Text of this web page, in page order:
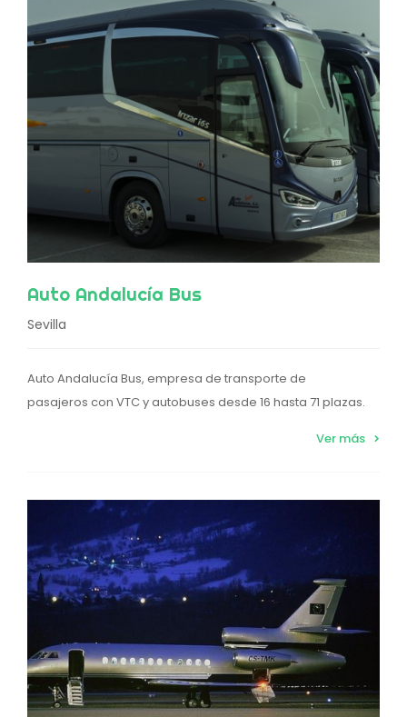
Auto Andalucía Bus
Sevilla
Auto Andalucía Bus, empresa de transporte de
pasajeros con VTC y autobuses desde 16 hasta 71 plazas.
Ver más